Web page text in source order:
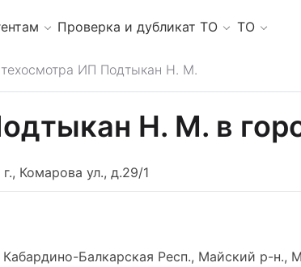
Проверка и дубликат ТО ТО
техосмотра ИП Подтыкан Н. М.
Н. М. в
Комарова ул., д.29/1
Балкарская Респ., Майский р-н.,